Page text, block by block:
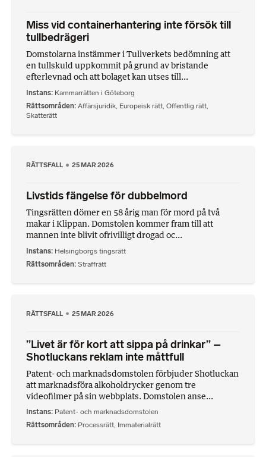
Miss vid containerhantering inte försök till
tullbedrägeri
Domstolarna instämmer i Tullverkets bedömning att
en tullskuld uppkommit på grund av bristande
efterlevnad och att bolaget kan utses till...
Instans Kammarrätten i Göteborg
Rättsområden Affärsjuridik, Europeisk rätt, Offentlig rätt,
Skatterätt
RÄTTSFALL 25 MAR 2026
Livstids fängelse för dubbelmord
Tingsrätten dömer en 58 årig man för mord på två
makar i Klippan. Domstolen kommer fram till att
mannen inte blivit ofrivilligt drogad oc...
Instans Helsingborgs tingsrätt
Rättsområden Straffrätt
RÄTTSFALL 25 MAR 2026
”Livet är för kort att sippa på drinkar” –
Shotluckans reklam inte måttfull
Patent- och marknadsdomstolen förbjuder Shotluckan
att marknadsföra alkoholdrycker genom tre
videofilmer på sin webbplats. Domstolen anse...
Instans Patent- och marknadsdomstolen
Rättsområden Processrätt, Immaterialrätt